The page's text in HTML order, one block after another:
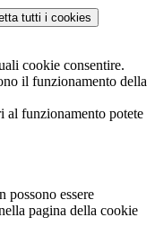
tutti i cookies
cookie consentire.
il funzionamento della
al funzionamento potete
possono essere
pagina della cookie